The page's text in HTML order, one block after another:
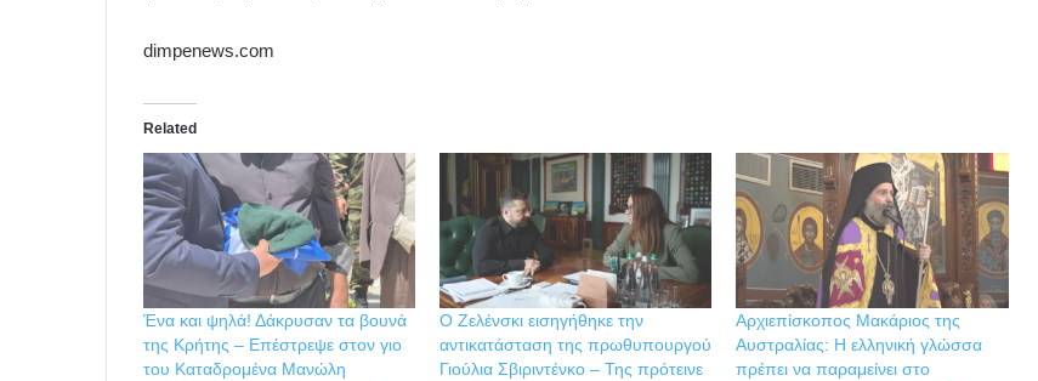
dimpenews.com
Related
Ένα και ψηλά! Δάκρυσαν τα βουνά
της Κρήτης – Επέστρεψε στον γιο
του Καταδρομένα Μανώλη
Ο Ζελένσκι εισηγήθηκε την
αντικατάσταση της πρωθυπουργού
Γιούλια Σβιριντένκο – Της πρότεινε
Αρχιεπίσκοπος Μακάριος της
Αυστραλίας: Η ελληνική γλώσσα
πρέπει να παραμείνει στο